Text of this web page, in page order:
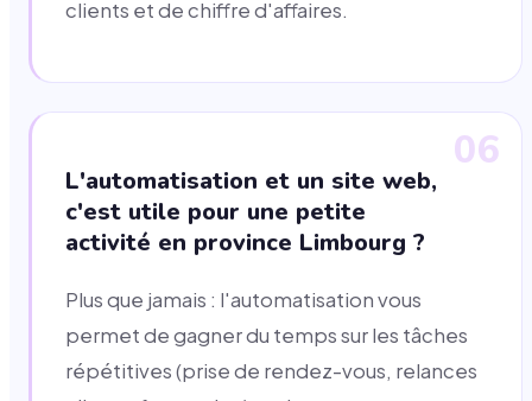
clients et de chiffre d'affaires.
06
L'automatisation et un site web,
c'est utile pour une petite
activité en province Limbourg ?
Plus que jamais : l'automatisation vous
permet de gagner du temps sur les tâches
répétitives (prise de rendez-vous, relances